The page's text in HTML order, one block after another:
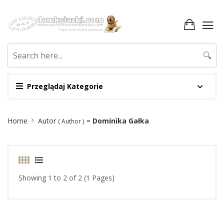
Przeglądaj Kategorie
🔍
Breadcrumb
Home Autor ( Author ) = Dominika Gałka
Showing 1 to 2 of 2 (1 Pages)